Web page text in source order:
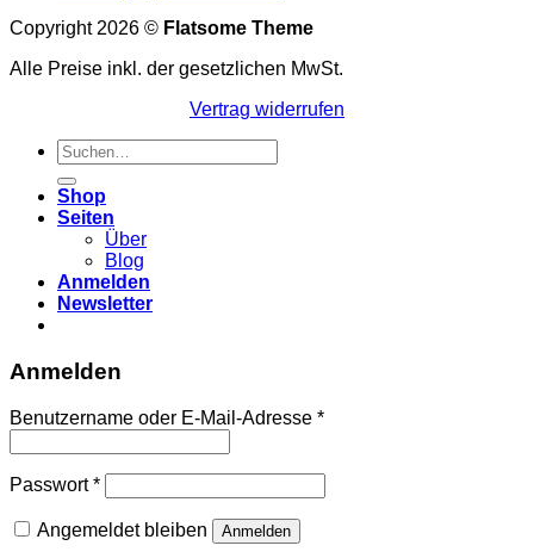
Copyright 2026 © Flatsome Theme
Alle Preise inkl. der gesetzlichen MwSt.
Vertrag widerrufen
Suchen
nach:
Shop
Seiten
Über
Blog
Anmelden
Newsletter
Anmelden
Benutzername oder E-Mail-Adresse *Erforderlich
Passwort*Erforderlich
Angemeldet bleiben Anmelden